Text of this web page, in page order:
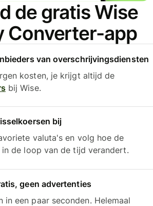
de gratis Wise
Converter-app
van overschrijvingsdiensten
kosten, je krijgt altijd de
bij Wise.
bij
valuta's en volg hoe de
in de loop van de tijd verandert.
geen advertenties
in een paar seconden. Helemaal